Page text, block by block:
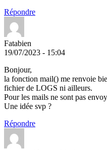
Répondre
Fatabien
19/07/2023 - 15:04
Bonjour,
la fonction mail() me renvoie
fichier de LOGS ni ailleurs.
Pour les mails ne sont pas
Une idée svp ?
Répondre